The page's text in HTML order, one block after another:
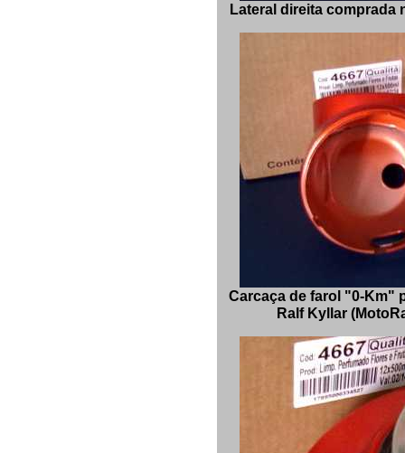
Lateral direita comprada
Carcaça de farol "0-Km"
Ralf Kyllar